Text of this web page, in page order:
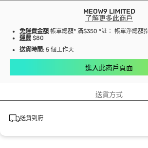
MEOW9 LIMITED
了解更多此商戶
免運費金額 帳單總額* 滿$350 *註： 帳單淨總額
運費 $80
送貨時間: 5 個工作天
進入此商戶頁面
送貨方式
送貨到府